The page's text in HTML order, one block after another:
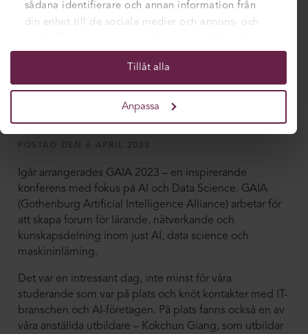
sådana identifierare och annan information från
din enhet till de sociala medier och annons- och
information som du har tillhandahållit eller som
de har samlat in när du har använt deras tjänster.
Tillåt alla
Anpassa
Vår utbildare föreläste på AI-
Igår arrangerades GAIA 2023 – en inspirerande
konferens med fokus på AI och Data Science. GAIA
(Gothenburg Artificial Intelligence Alliance) arbetar för
att skapa forum för lärande, nätverkande och
kunskapsdelning inom just AI, data science och
maskininlärning.
Det var en intressant dag, inte minst för våra
studerande som var på plats och knöt kontakter med IT-
branschen och AI-företagen. På plats fanns också en av
våra anställda utbildare – Kokchun Giang, som utbildar